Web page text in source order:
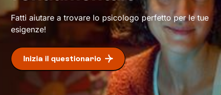
Questo ti consentirà di riscoprire alcune tue
qualità che erano rimaste in secondo piano, e
di individuare risorse interiori che ti
esprimerti con modalità
nuove.
Fatti aiutare a trovare lo psicologo perfetto per le tue
esigenze!
Inizia il questionario